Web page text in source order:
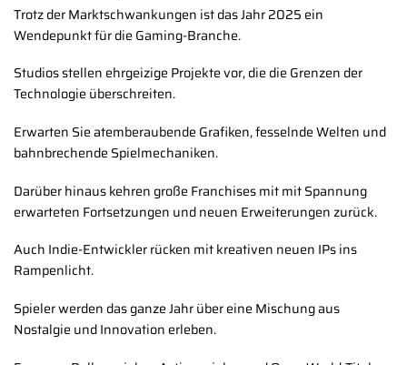
Trotz der Marktschwankungen ist das Jahr 2025 ein
Wendepunkt für die Gaming-Branche.
Studios stellen ehrgeizige Projekte vor, die die Grenzen der
Technologie überschreiten.
Erwarten Sie atemberaubende Grafiken, fesselnde Welten und
bahnbrechende Spielmechaniken.
Darüber hinaus kehren große Franchises mit mit Spannung
erwarteten Fortsetzungen und neuen Erweiterungen zurück.
Auch Indie-Entwickler rücken mit kreativen neuen IPs ins
Rampenlicht.
Spieler werden das ganze Jahr über eine Mischung aus
Nostalgie und Innovation erleben.